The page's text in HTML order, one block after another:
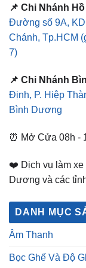
📌 Chi Nhánh
Đường số 9A,
Chánh, Tp.HCM
7)
📌 Chi Nhánh
Định, P. Hiệp
Bình Dương
⏰ Mở Cửa 08h -
❤️ Dịch vụ làm xe
Dương và các
DANH MỤC
Âm Thanh
Bọc Ghế Và Độ